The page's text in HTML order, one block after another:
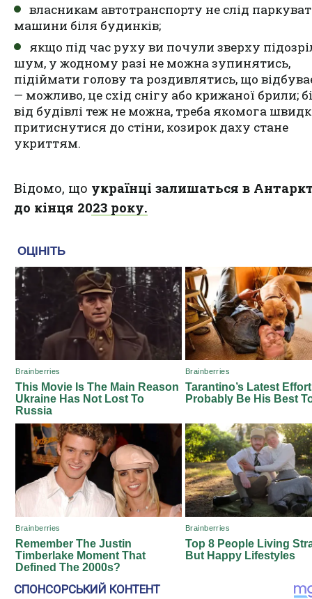
власникам автотранспорту не слід
машини біля будинків;
якщо під час руху ви почули зверху
шум, у жодному разі не можна зупинятись,
підіймати голову та роздивлятись, що
— можливо, це схід снігу або крижаної брили;
від будівлі теж не можна, треба якомога
притиснутися до стіни, козирок даху стане
укриттям.
Відомо, що українці залишаться в
до кінця 2023 року.